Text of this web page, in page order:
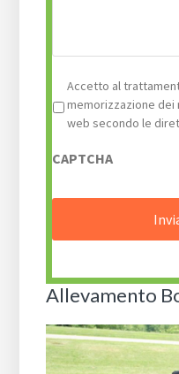
Privacy *
Accetto al
memorizzazione
web secondo le
CAPTCHA
Allevamento